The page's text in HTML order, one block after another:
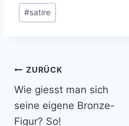
#satire
ZURÜCK
Wie giesst man sich
seine eigene Bronze-
Figur? So!